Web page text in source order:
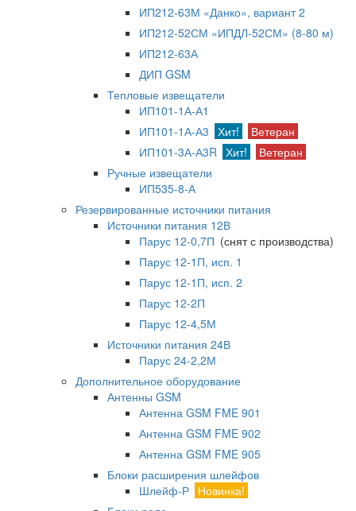
ИП212-63М «Данко», вариант 2
ИП212-52СМ «ИПДЛ-52СМ» (8-80 м)
ИП212-63А
ДИП GSM
Тепловые извещатели
ИП101-1А-А1
ИП101-1А-А3 Хит!
Ветеран
ИП101-3А-А3R Хит!
Ветеран
Ручные извещатели
ИП535-8-А
Резервированные источники питания
Источники питания 12В
Парус 12-0,7П (снят с производства)
Парус 12-1П, исп. 1
Парус 12-1П, исп. 2
Парус 12-2П
Парус 12-4,5М
Источники питания 24В
Парус 24-2,2М
Дополнительное оборудование
Антенны GSM
Антенна GSM FME 901
Антенна GSM FME 902
Антенна GSM FME 905
Блоки расширения шлейфов
Шлейф-Р Новинка!